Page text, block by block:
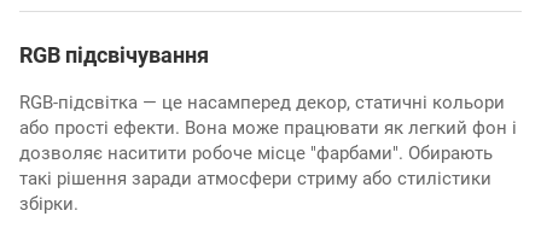
RGB підсвічування
RGB-підсвітка — це насамперед декор, статичні кольори
або прості ефекти. Вона може працювати як легкий фон і
дозволяє наситити робоче місце "фарбами". Обирають
такі рішення заради атмосфери стриму або стилістики
збірки.